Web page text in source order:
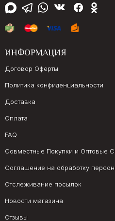
ИНФОРМАЦИЯ
Договор Оферты
Политика конфиденциальности
Доставка
Оплата
FAQ
Совместные Покупки и Оптовые
Соглашение на обработку
Отслеживание посылок
Новости магазина
Отзывы